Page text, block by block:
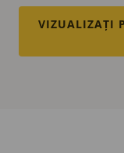
VIZUALIZAȚI